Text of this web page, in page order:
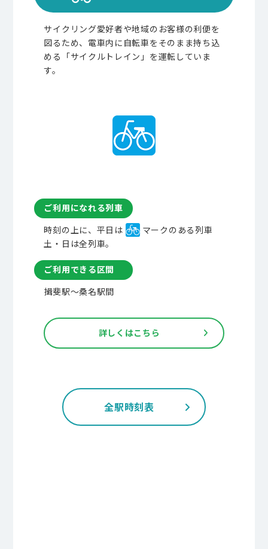
サイクリング愛好者や地域のお客様の利便を
図るため、電車内に自転車をそのまま持ち込
める「サイクルトレイン」を運転していま
す。
ご利用になれる列車
時刻の上に、平日は
マークのある列車
土・日は全列車。
ご利用できる区間
揖斐駅～桑名駅間
詳しくはこちら
全駅時刻表